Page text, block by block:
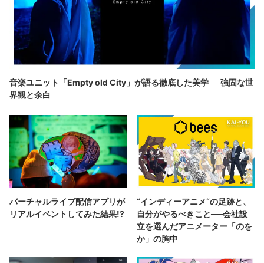
音楽ユニット「Empty old City」が語る徹底した美学──強固な世
界観と余白
バーチャルライブ配信アプリが
リアルイベントしてみた結果!?
“インディーアニメ“の足跡と、
自分がやるべきこと──会社設
立を選んだアニメーター「のを
か」の胸中